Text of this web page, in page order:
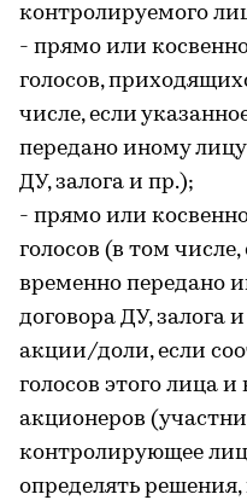
контролируемого
- прямо или
голосов,
числе, если
передано иному
ДУ, залога и пр.);
- прямо или
голосов (в том
временно передано
договора ДУ, залога
акции/доли, если
голосов этого лица
акционеров
контролирующее
определять